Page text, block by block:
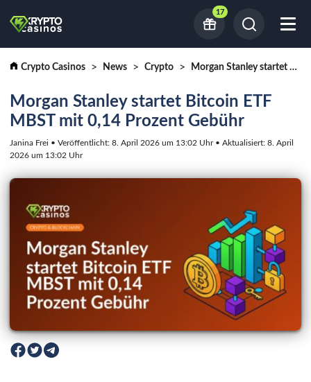
17
Crypto Casinos News Crypto Morgan Stanley startet Bitcoin ETF MBST mit 0,14 Prozent Gebühr
Morgan Stanley startet Bitcoin ETF
MBST mit 0,14 Prozent Gebühr
Janina Frei • Veröffentlicht: 8. April 2026 um 13:02 Uhr • Aktualisiert: 8. April
2026 um 13:02 Uhr